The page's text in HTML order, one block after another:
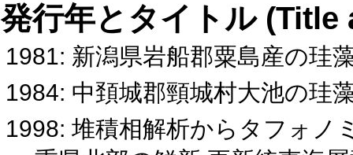
発行年とタイトル
1981: 新潟県岩船郡粟島産の珪
1984: 中頚城郡頸城村大池の珪
1998: 堆積相解析からタフォノ